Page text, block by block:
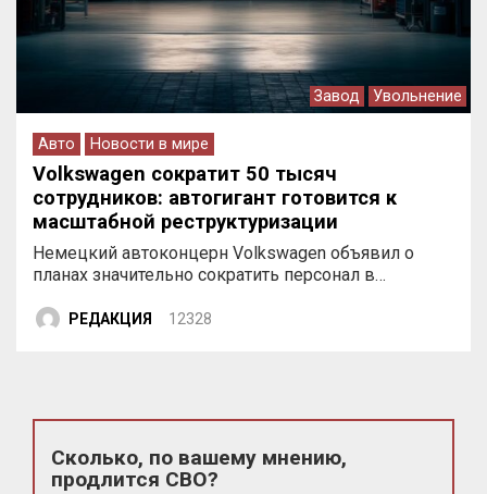
Завод Увольнение
Авто Новости в мире
Volkswagen сократит 50 тысяч
сотрудников: автогигант готовится к
масштабной реструктуризации
Немецкий автоконцерн Volkswagen объявил о
планах значительно сократить персонал в…
РЕДАКЦИЯ 12328
Сколько, по вашему мнению,
продлится СВО?